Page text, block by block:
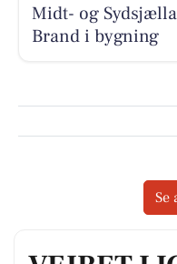
Midt- og
Brand i bygning
Se